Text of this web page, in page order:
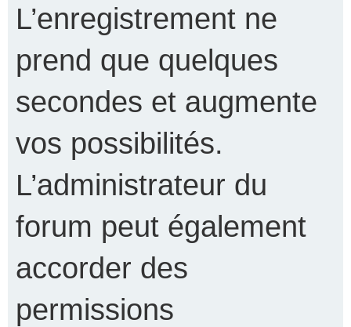
L’enregistrement ne
prend que quelques
secondes et augmente
vos possibilités.
L’administrateur du
forum peut également
accorder des
permissions